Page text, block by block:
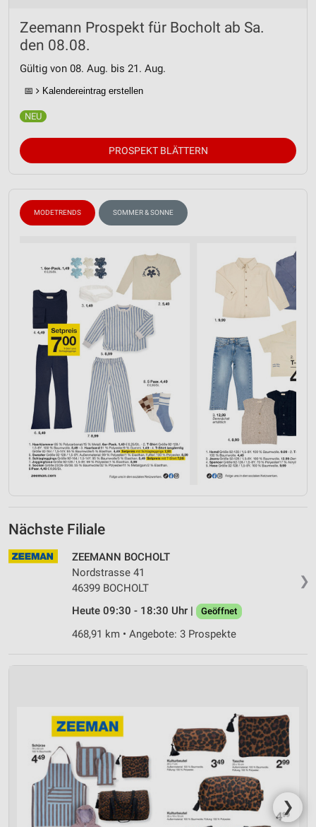
Zeemann Prospekt für Bocholt ab Sa.
den 08.08.
Gültig von 08. Aug. bis 21. Aug.
📅 Kalendereintrag erstellen
PROSPEKT BLÄTTERN
MODETRENDS SOMMER & SONNE
Nächste Filiale
❯
ZEEMANN BOCHOLT
Nordstrasse 41
46399 BOCHOLT
Heute 09:30 - 18:30 Uhr |
Geöffnet
468,91 km • Angebote: 3 Prospekte
❯